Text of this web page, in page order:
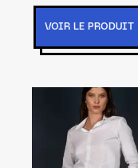
VOIR LE PRODUIT